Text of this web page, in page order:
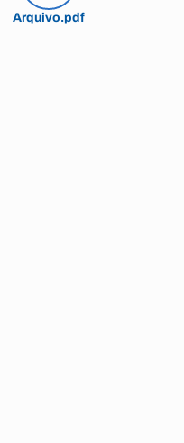
Arquivo.pdf